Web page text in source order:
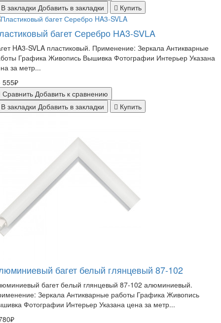
закладки Добавить в закладки Купить
багет Серебро HA3-SVLA
HA3-SVLA пластиковый. Применение: Зеркала Антикварные
Графика Живопись Вышивка Фотографии Интерьер Указана
за метр...
555₽
Сравнить Добавить к сравнению
закладки Добавить в закладки Купить
багет белый глянцевый 87-102
багет белый глянцевый 87-102 алюминиевый.
Зеркала Антикварные работы Графика Живопись
Фотографии Интерьер Указана цена за метр...